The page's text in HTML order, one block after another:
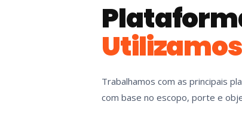
Trabalhamos com as principais
com base no escopo, porte e